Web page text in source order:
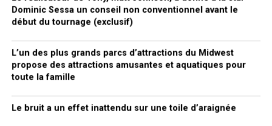
Dominic Sessa un conseil non conventionnel avant le
début du tournage (exclusif)
L’un des plus grands parcs d’attractions du Midwest
propose des attractions amusantes et aquatiques pour
toute la famille
Le bruit a un effet inattendu sur une toile d’araignée